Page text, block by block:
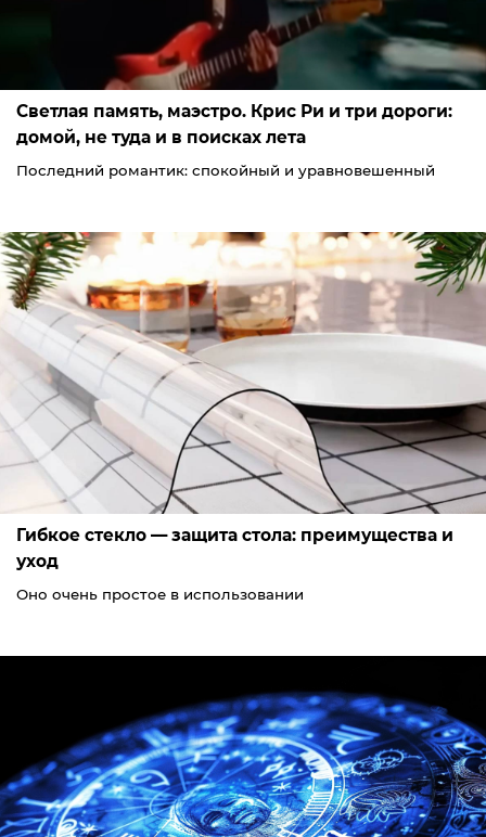
Светлая память, маэстро. Крис Ри и три дороги:
домой, не туда и в поисках лета
Последний романтик: спокойный и уравновешенный
Гибкое стекло — защита стола: преимущества и
уход
Оно очень простое в использовании